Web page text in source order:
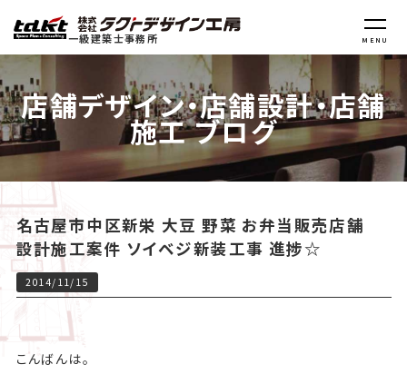
一級建築士事務所 MENU
店舗デザイン・店舗設計・店舗
施工 ブログ
名古屋市中区新栄 大豆 野菜 お弁当販売店舗
設計施工案件 ソイベジ新装工事 進捗☆
2014/11/15
こんばんは。